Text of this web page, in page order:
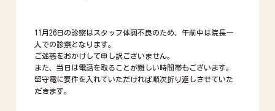
11月26日の診察はスタッフ体調不良のため、午前中は院長一
人での診察となります。
ご迷惑をおかけして申し訳ございません。
また、当日は電話を取ることが難しい時間帯もございます。
留守電に要件を入れていただければ順次折り返しさせていた
だきます。